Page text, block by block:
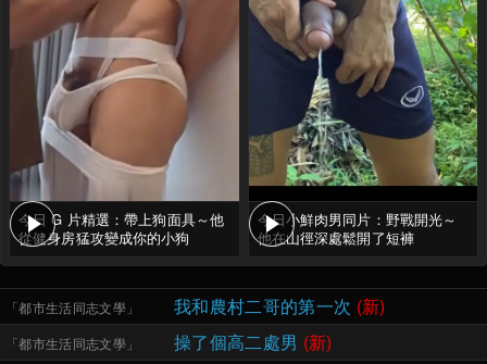
今日 G 片精選：帶上狗面具～他
從健身房猛攻變成你的小狗
今日小鮮肉男同片：野戰開光～
他在山徑深處鬆開了短褲
「都市生活同志文學」 我和農村二哥的第一次 (新)
「都市生活同志文學」 操了個高二處男 (新)